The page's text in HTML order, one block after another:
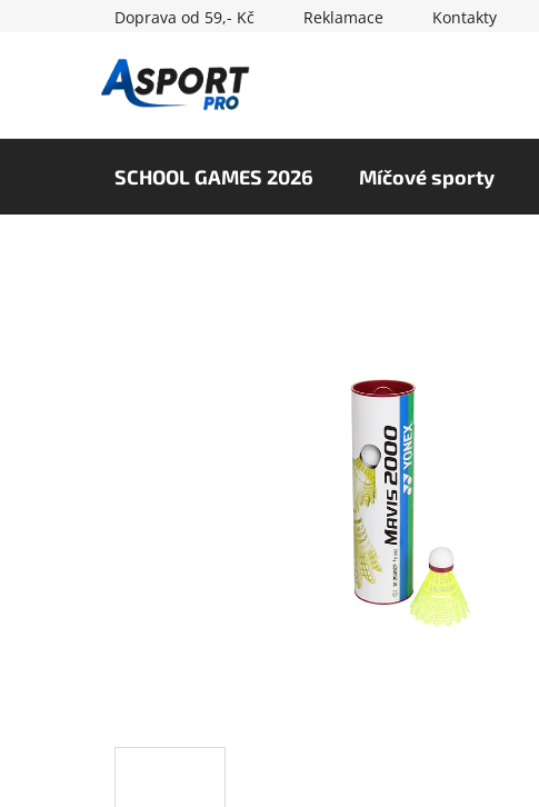
Doprava od 59,- Kč Reklamace Kontakty
SCHOOL GAMES 2026 Míčové sporty